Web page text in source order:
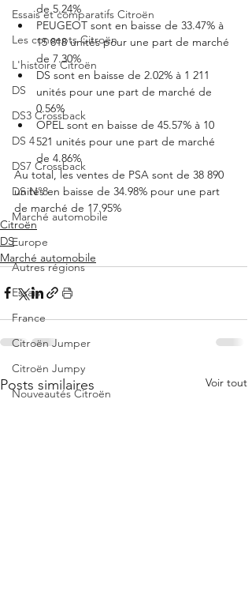
Essais et comparatifs Citroën
Les concepts Citroën
L'histoire Citroën
DS
DS3 Crossback
DS 4
DS7 Crossback
DS N°8
Marché automobile
Europe
Autres régions
Essais
France
Citroën Jumper
Citroën Jumpy
Nouveautés Citroën
de 5.24%
PEUGEOT sont en baisse de 33.47% à
15 818 unités pour une part de marché
de 7.30%
DS sont en baisse de 2.02% à 1 211
unités pour une part de marché de
0.56%
OPEL sont en baisse de 45.57% à 10
521 unités pour une part de marché
de 4.86%
Au total, les ventes de PSA sont de 38 890
unités en baisse de 34.98% pour une part
de marché de 17.95%
Citroën
DS
Marché automobile
Posts similaires Voir tout